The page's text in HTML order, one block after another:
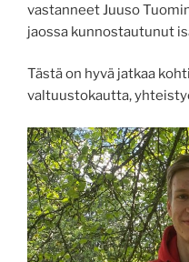
vastanneet Juuso
jaossa kunnostautunut
Tästä on hyvä jatkaa
valtuustokautta,